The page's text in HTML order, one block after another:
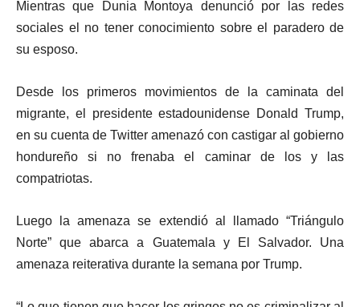
Mientras que Dunia Montoya denunció por las redes
sociales el no tener conocimiento sobre el paradero de
su esposo.
Desde los primeros movimientos de la caminata del
migrante, el presidente estadounidense Donald Trump,
en su cuenta de Twitter amenazó con castigar al gobierno
hondureño si no frenaba el caminar de los y las
compatriotas.
Luego la amenaza se extendió al llamado “Triángulo
Norte” que abarca a Guatemala y El Salvador. Una
amenaza reiterativa durante la semana por Trump.